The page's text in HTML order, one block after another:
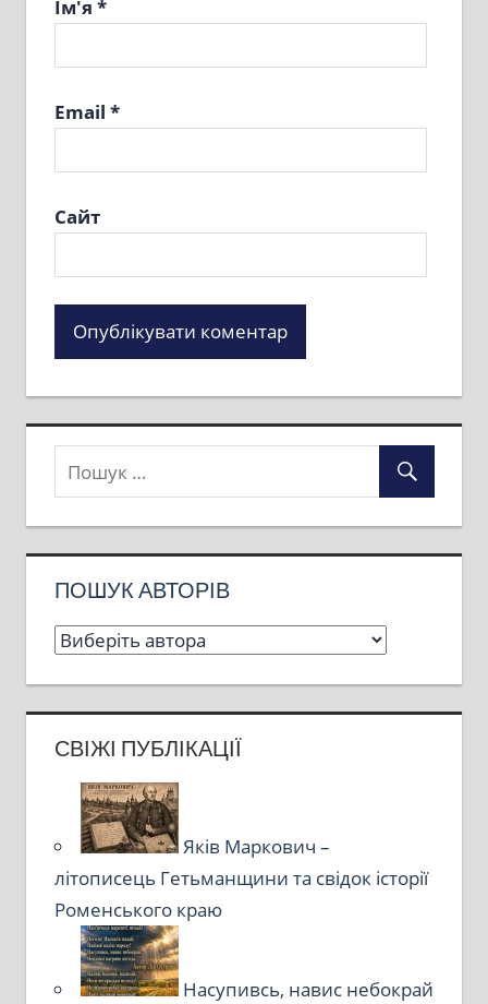
Ім'я *
Email *
Сайт
ПОШУК АВТОРІВ
СВІЖІ ПУБЛІКАЦІЇ
Яків Маркович –
літописець Гетьманщини та свідок історії
Роменського краю
Насупивсь, навис небокрай